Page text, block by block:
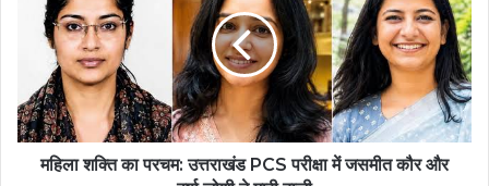
परचम:
उत्तराखंड
परीक्षा
में
जसमीत
महिला शक्ति का परचम: उत्तराखंड PCS परीक्षा में जसमीत कौर और